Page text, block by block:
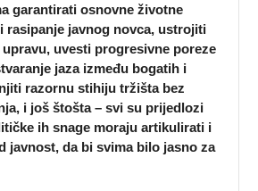
garantirati osnovne životne
rasipanje javnog novca, ustrojiti
uvesti progresivne poreze
jaza između bogatih i
razornu stihiju tržišta bez
i još štošta – svi su prijedlozi
ih snage moraju artikulirati i
javnost, da bi svima bilo jasno za